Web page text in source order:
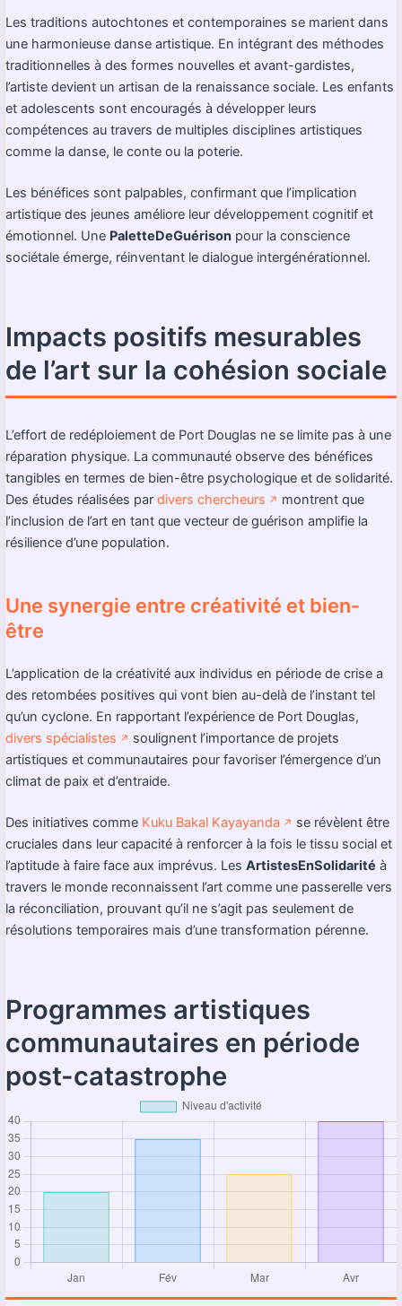
Les traditions autochtones et contemporaines se marient dans
une harmonieuse danse artistique. En intégrant des méthodes
traditionnelles à des formes nouvelles et avant-gardistes,
l’artiste devient un artisan de la renaissance sociale. Les enfants
et adolescents sont encouragés à développer leurs
compétences au travers de multiples disciplines artistiques
comme la danse, le conte ou la poterie.
Les bénéfices sont palpables, confirmant que l’implication
artistique des jeunes améliore leur développement cognitif et
émotionnel. Une PaletteDeGuérison pour la conscience
sociétale émerge, réinventant le dialogue intergénérationnel.
Impacts positifs mesurables
de l’art sur la cohésion sociale
L’effort de redéploiement de Port Douglas ne se limite pas à une
réparation physique. La communauté observe des bénéfices
tangibles en termes de bien-être psychologique et de solidarité.
Des études réalisées par divers chercheurs ↗️ montrent que
l’inclusion de l’art en tant que vecteur de guérison amplifie la
résilience d’une population.
Une synergie entre créativité et bien-
être
L’application de la créativité aux individus en période de crise a
des retombées positives qui vont bien au-delà de l’instant tel
qu’un cyclone. En rapportant l’expérience de Port Douglas,
divers spécialistes ↗️ soulignent l’importance de projets
artistiques et communautaires pour favoriser l’émergence d’un
climat de paix et d’entraide.
Des initiatives comme Kuku Bakal Kayayanda ↗️ se révèlent être
cruciales dans leur capacité à renforcer à la fois le tissu social et
l’aptitude à faire face aux imprévus. Les ArtistesEnSolidarité à
travers le monde reconnaissent l’art comme une passerelle vers
la réconciliation, prouvant qu’il ne s’agit pas seulement de
résolutions temporaires mais d’une transformation pérenne.
Programmes artistiques
communautaires en période
post-catastrophe